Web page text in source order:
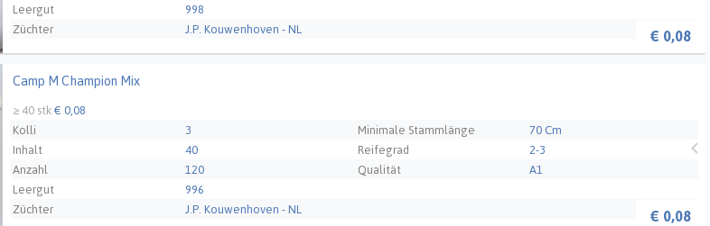
Leergut
998
Züchter
J.P. Kouwenhoven - NL € 0,08
Camp M Champion Mix
≥ 40 stk€ 0,08
Kolli
3 Minimale Stammlänge
70 Cm
Inhalt
40 Reifegrad
2-3
Anzahl
120 Qualität
A1
Leergut
996
Züchter
J.P. Kouwenhoven - NL € 0,08